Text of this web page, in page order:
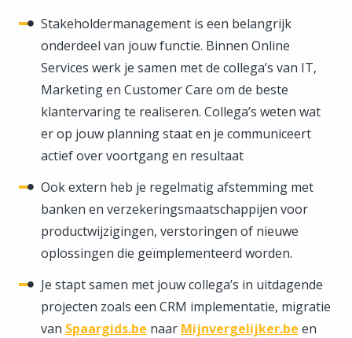
Stakeholdermanagement is een belangrijk
onderdeel van jouw functie. Binnen Online
Services werk je samen met de collega’s van IT,
Marketing en Customer Care om de beste
klantervaring te realiseren. Collega’s weten wat
er op jouw planning staat en je communiceert
actief over voortgang en resultaat
Ook extern heb je regelmatig afstemming met
banken en verzekeringsmaatschappijen voor
productwijzigingen, verstoringen of nieuwe
oplossingen die geïmplementeerd worden.
Je stapt samen met jouw collega’s in uitdagende
projecten zoals een CRM implementatie, migratie
van Spaargids.be naar Mijnvergelijker.be en